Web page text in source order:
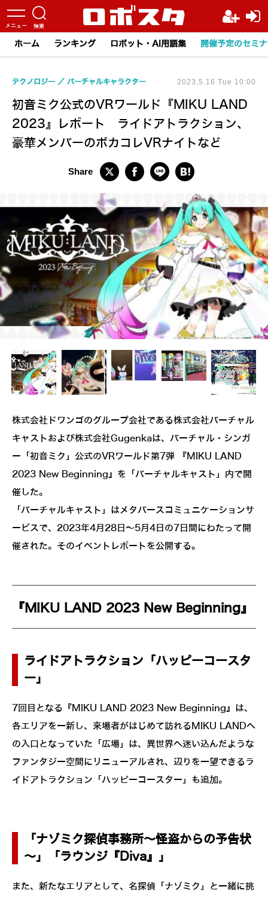
ホーム ランキング ロボット・AI用語集 開催予定のセミ
初音ミク公式のVRワールド『MIKU LAND
2023』レポート ライドアトラクション、
豪華メンバーのボカコレVRナイトなど
テクノロジー バーチャルキャラクター 2023.5.16 Tue 10:00
株式会社ドワンゴのグループ会社である株式会社バーチャル
キャストおよび株式会社Gugenkaは、バーチャル・シンガ
ー「初音ミク」公式のVRワールド第7弾 『MIKU LAND
2023 New Beginning』を「バーチャルキャスト」内で開
催した。
「バーチャルキャスト」はメタバースコミュニケーションサ
ービスで、2023年4月28日～5月4日の7日間にわたって開
催された。そのイベントレポートを公開する。
『MIKU LAND 2023 New Beginning』
ライドアトラクション「ハッピーコースタ
ー」
7回目となる『MIKU LAND 2023 New Beginning』は、
各エリアを一新し、来場者がはじめて訪れるMIKU LANDへ
の入口となっていた「広場」は、異世界へ迷い込んだような
ファンタジー空間にリニューアルされ、辺りを一望できるラ
イドアトラクション「ハッピーコースター」も追加。
「ナゾミク探偵事務所～怪盗からの予告状
～」「ラウンジ『Diva』」
また、新たなエリアとして、名探偵「ナゾミク」と一緒に挑